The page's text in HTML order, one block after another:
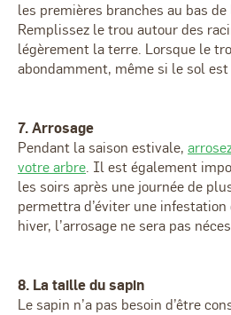
les premières branches au bas
Remplissez le trou autour des
légèrement la terre. Lorsque le
abondamment, même si le sol
7. Arrosage
Pendant la saison estivale,
votre arbre. Il est également
les soirs après une journée de
permettra d’éviter une infestation
hiver, l’arrosage ne sera pas
8. La taille du sapin
Le sapin n’a pas besoin d’être